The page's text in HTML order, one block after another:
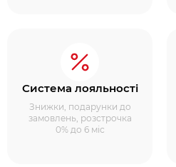
Система лояльності
Знижки, подарунки до
замовлень, розстрочка
0% до 6 міс